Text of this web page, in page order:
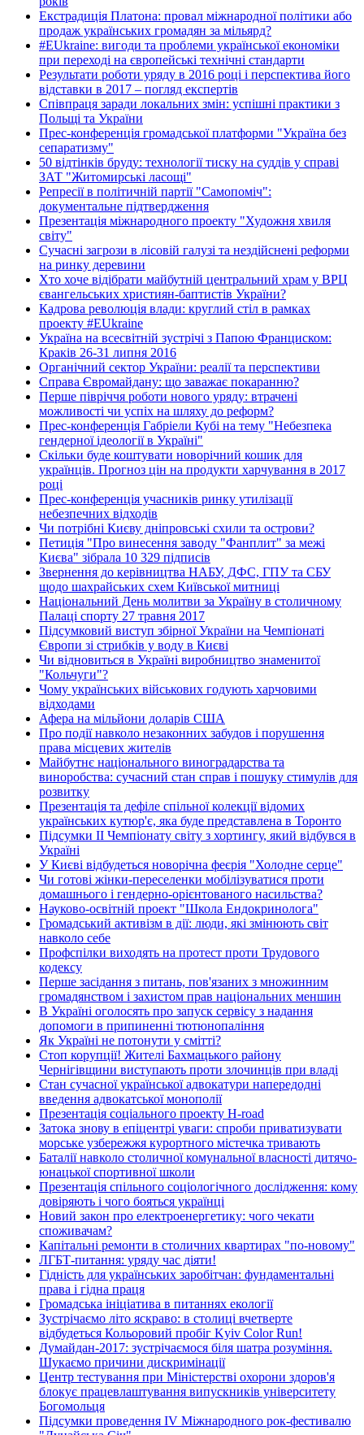
Екстрадиція Платона: провал міжнародної політики або
продаж українських громадян за мільярд?
#EUkraine: вигоди та проблеми української економіки
при переході на європейські технічні стандарти
Результати роботи уряду в 2016 році і перспектива його
відставки в 2017 – погляд експертів
Співпраця заради локальних змін: успішні практики з
Польщі та України
Прес-конференція громадської платформи "Україна без
сепаратизму"
50 відтінків бруду: технології тиску на суддів у справі
ЗАТ "Житомирські ласощі"
Репресії в політичній партії "Самопоміч":
документальне підтвердження
Презентація міжнародного проекту "Художня хвиля
світу"
Сучасні загрози в лісовій галузі та нездійснені реформи
на ринку деревини
Хто хоче відібрати майбутній центральний храм у ВРЦ
євангельських християн-баптистів України?
Кадрова революція влади: круглий стіл в рамках
проекту #EUkraine
Україна на всесвітній зустрічі з Папою Франциском:
Краків 26-31 липня 2016
Органічний сектор України: реалії та перспективи
Справа Євромайдану: що заважає покаранню?
Перше півріччя роботи нового уряду: втрачені
можливості чи успіх на шляху до реформ?
Прес-конференція Габріели Кубі на тему "Небезпека
гендерної ідеології в Україні"
Скільки буде коштувати новорічний кошик для
українців. Прогноз цін на продукти харчування в 2017
році
Прес-конференція учасників ринку утилізації
небезпечних відходів
Чи потрібні Києву дніпровські схили та острови?
Петиція "Про винесення заводу "Фанплит" за межі
Києва" зібрала 10 329 підписів
Звернення до керівництва НАБУ, ДФС, ГПУ та СБУ
щодо шахрайських схем Київської митниці
Національний День молитви за Україну в столичному
Палаці спорту 27 травня 2017
Підсумковий виступ збірної України на Чемпіонаті
Європи зі стрибків у воду в Києві
Чи відновиться в Україні виробництво знаменитої
"Кольчуги"?
Чому українських військових годують харчовими
відходами
Афера на мільйони доларів США
Про події навколо незаконних забудов і порушення
права місцевих жителів
Майбутнє національного виноградарства та
виноробства: сучасний стан справ і пошуку стимулів для
розвитку
Презентація та дефіле спільної колекції відомих
українських кутюр'є, яка буде представлена в Торонто
Підсумки ІІ Чемпіонату світу з хортингу, який відбувся в
Україні
У Києві відбудеться новорічна феєрія "Холодне серце"
Чи готові жінки-переселенки мобілізуватися проти
домашнього і гендерно-орієнтованого насильства?
Науково-освітній проект "Школа Ендокринолога"
Громадський активізм в дії: люди, які змінюють світ
навколо себе
Профспілки виходять на протест проти Трудового
кодексу
Перше засідання з питань, пов'язаних з множинним
громадянством і захистом прав національних меншин
В Україні оголосять про запуск сервісу з надання
допомоги в припиненні тютюнопаління
Як Україні не потонути у смітті?
Стоп корупції! Жителі Бахмацького району
Чернігівщини виступають проти злочинців при владі
Стан сучасної української адвокатури напередодні
введення адвокатської монополії
Презентація соціального проекту H-road
Затока знову в епіцентрі уваги: спроби приватизувати
морське узбережжя курортного містечка тривають
Баталії навколо столичної комунальної власності дитячо-
юнацької спортивної школи
Презентація спільного соціологічного дослідження: кому
довіряють і чого бояться українці
Новий закон про електроенергетику: чого чекати
споживачам?
Капітальні ремонти в столичних квартирах "по-новому"
ЛГБТ-питання: уряду час діяти!
Гідність для українських заробітчан: фундаментальні
права і гідна праця
Громадська ініціатива в питаннях екології
Зустрічаємо літо яскраво: в столиці вчетверте
відбудеться Кольоровий пробіг Kyiv Color Run!
Думайдан-2017: зустрічаємося біля шатра розуміння.
Шукаємо причини дискримінації
Центр тестування при Міністерстві охорони здоров'я
блокує працевлаштування випускників університету
Богомольця
Підсумки проведення IV Міжнародного рок-фестивалю